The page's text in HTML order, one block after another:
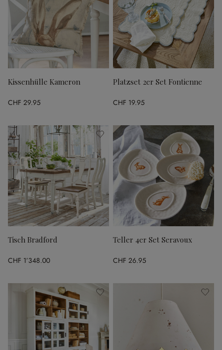
Kissenhülle Kameron
CHF 29.95
Platzset 2er Set Fontienne
CHF 19.95
Tisch Bradford
CHF 1’348.00
Teller 4er Set Seravoux
CHF 26.95